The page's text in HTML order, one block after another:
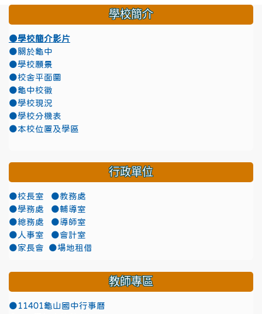
學校簡介
●學校簡介影片
●關於龜中
●學校願景
●校舍平面圖
●龜中校徽
●學校現況
●學校分機表
●本校位置及學區
行政單位
●校長室
●教務處
●學務處
●輔導室
●總務處
●導師室
●人事室
●會計室
●家長會
●場地租借
教師專區
●11401龜山國中行事曆